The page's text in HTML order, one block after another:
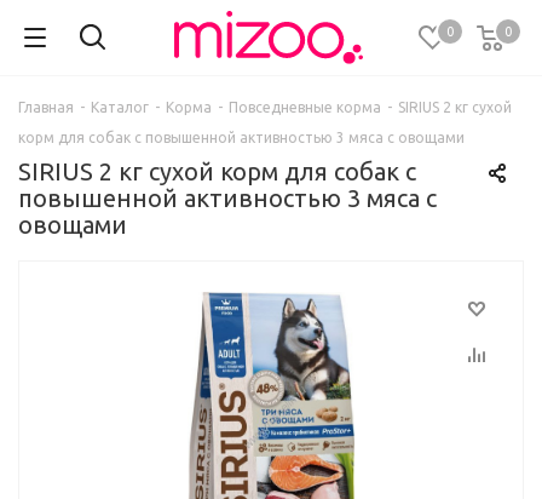
0 0
Главная - Каталог - Корма - Повседневные корма - SIRIUS 2 кг сухой
корм для собак с повышенной активностью 3 мяса с овощами
SIRIUS 2 кг сухой корм для собак с
повышенной активностью 3 мяса с
овощами